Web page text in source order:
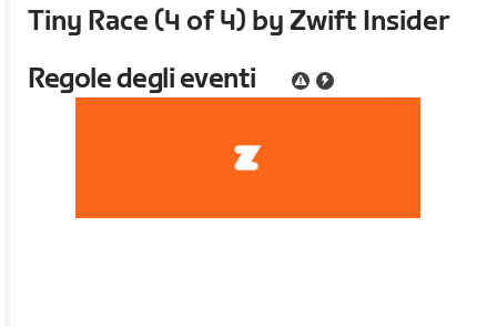
Tiny Race (4 of 4) by Zwift Insider
Regole degli eventi